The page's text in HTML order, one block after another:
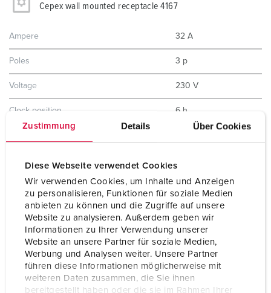
Zustimmung Details Über Cookies
Diese Webseite verwendet Cookies
Wir verwenden Cookies, um Inhalte und Anzeigen
zu personalisieren, Funktionen für soziale Medien
anbieten zu können und die Zugriffe auf unsere
Website zu analysieren. Außerdem geben wir
Informationen zu Ihrer Verwendung unserer
Website an unsere Partner für soziale Medien,
Werbung und Analysen weiter. Unsere Partner
führen diese Informationen möglicherweise mit
weiteren Daten zusammen, die Sie ihnen
bereitgestellt haben oder die sie im Rahmen Ihrer
Cepex wall mounted receptacle 4167
Ampere 32 A
Poles 3 p
Voltage 230 V
Clock position 6 h
Shutter No
Weight 402 g
Certifications EAC